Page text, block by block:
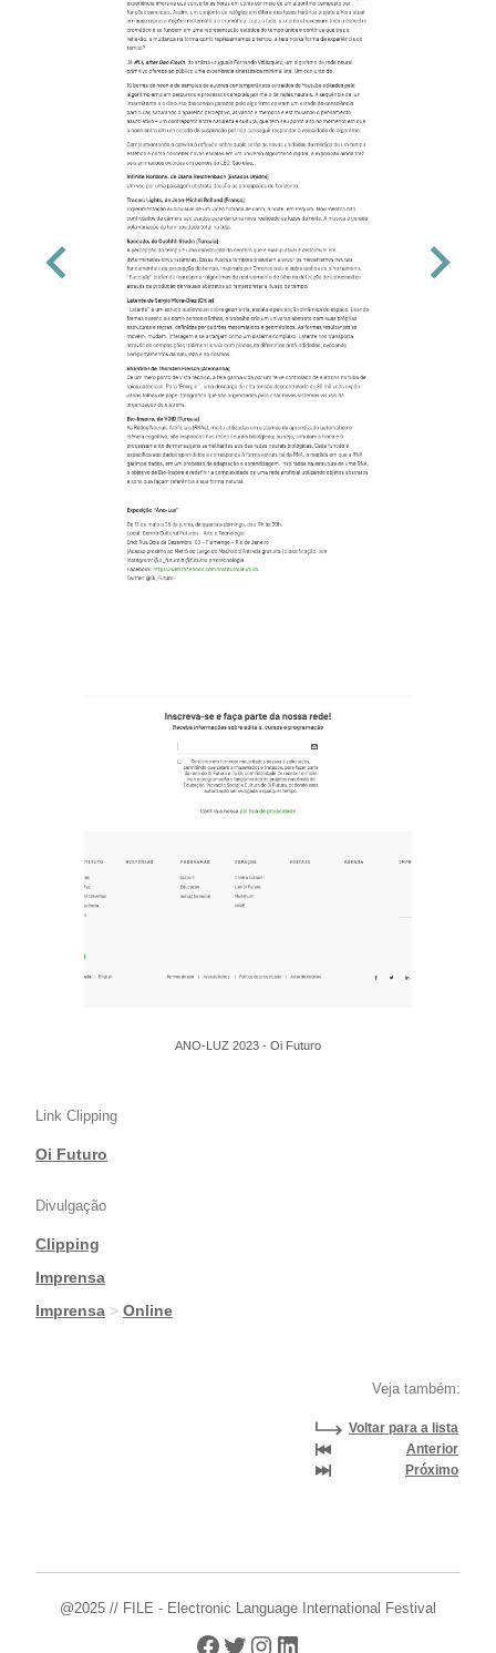
ANO-LUZ 2023 - Oi Futuro
Link Clipping
Oi Futuro
Divulgação
Clipping
|Imprensa
|Imprensa > Online
Veja também:
Voltar para a lista
Anterior
Próximo
@2025 // FILE - Electronic Language International Festival
Facebook
Twitter
Instagram
LinkedIn